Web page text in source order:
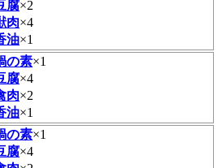
腐×2
肉×4
油×1
の素×1
腐×4
肉×2
油×1
の素×1
腐×4